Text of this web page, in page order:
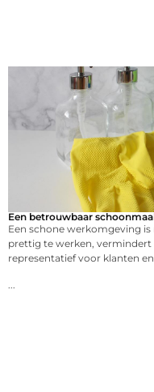
Een betrouwbaar
Een schone werkomgeving
prettig te werken,
representatief voor klanten